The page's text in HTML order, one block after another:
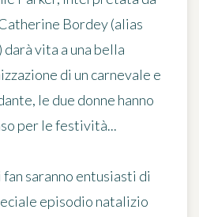
Bordey (alias
vita a una bella
di un carnevale e
le due donne hanno
per le festività...
saranno entusiasti di
episodio natalizio